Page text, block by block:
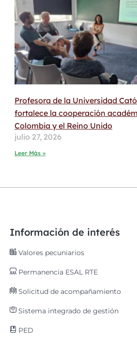
Profesora de la Universidad
fortalece la cooperación
Colombia y el Reino Unido
julio 27, 2026
Leer Más »
Información de interés
Valores pecuniarios
Permanencia ESAL RTE
Solicitud de acompañamiento
Sistema integrado de gestión
PED